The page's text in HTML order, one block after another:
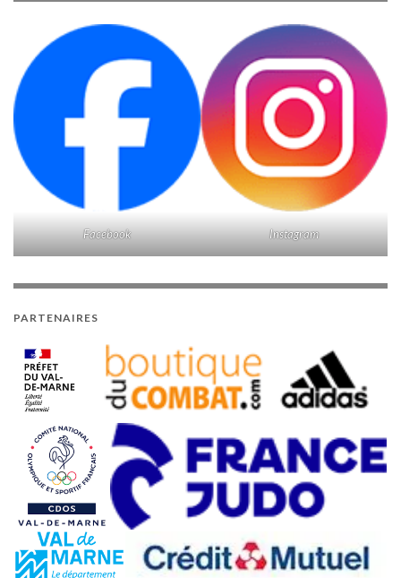
Facebook Instagram
PARTENAIRES